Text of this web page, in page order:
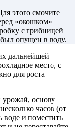
этого смочите
«окошком»
с грибницей
опущен в воду.
дальнейшей
место, с
для роста
урожай, основу
часов (от
воде и поместить